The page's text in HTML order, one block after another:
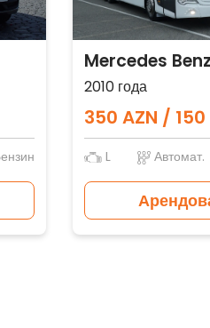
Mercedes
2010 года
350 AZN / 150
L Автомат.